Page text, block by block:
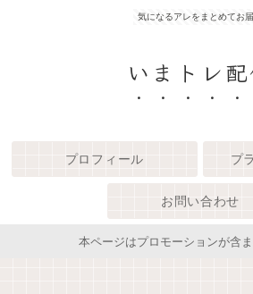
気になるアレをまとめてお
いまトレ
プロフィール プ
お問い合わせ
本ページはプロモーションが含ま